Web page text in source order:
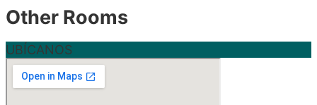
Other Rooms
UBÍCANOS